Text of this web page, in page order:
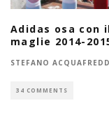
Adidas osa con
maglie 2014-
STEFANO
34 COMMENTS